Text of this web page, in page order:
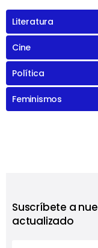
Literatura
Cine
Política
Feminismos
Suscríbete a
actualizado